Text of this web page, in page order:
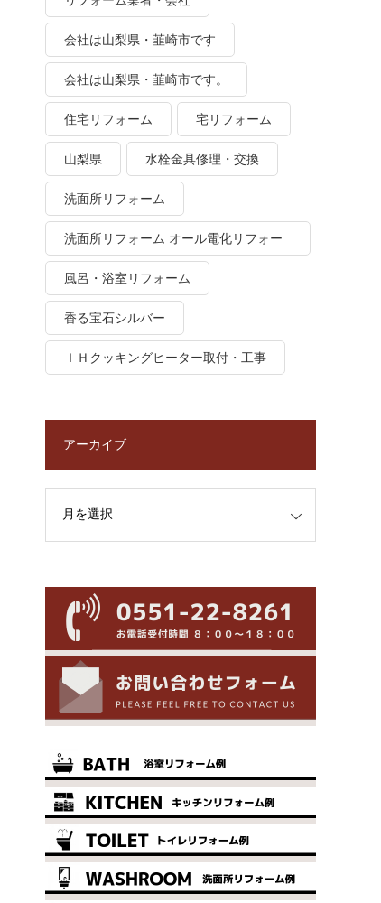
会社は山梨県・韮崎市です
会社は山梨県・韮崎市です。
住宅リフォーム 宅リフォーム
山梨県 水栓金具修理・交換
洗面所リフォーム
洗面所リフォーム オール電化リフォー
ム
風呂・浴室リフォーム
香る宝石シルバー
ＩＨクッキングヒーター取付・工事
アーカイブ